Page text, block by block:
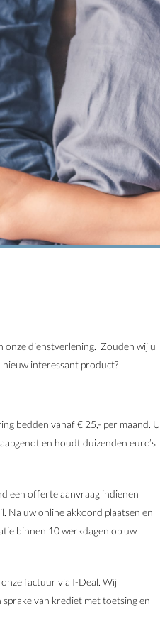
onze dienstverlening. Zouden wij u
nieuw interessant product?
bedden vanaf € 25,- per maand. U
en houdt duizenden euro’s
een offerte aanvraag indienen
Na uw online akkoord plaatsen en
binnen 10 werkdagen op uw
factuur via I-Deal. Wij
sprake van krediet met toetsing en